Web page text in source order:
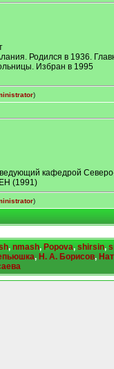
Родился в 1936.
Избран в 1995
)
кафедрой
(1991)
)
, nmash, Popova, shirsin,
, Н. А. Борисов,